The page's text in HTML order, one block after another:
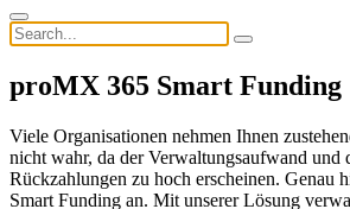
proMX 365 Smart Funding
Viele Organisationen nehmen Ihnen
nicht wahr, da der Verwaltungsaufwand und
Rückzahlungen zu hoch erscheinen. Genau
Smart Funding an. Mit unserer Lösung